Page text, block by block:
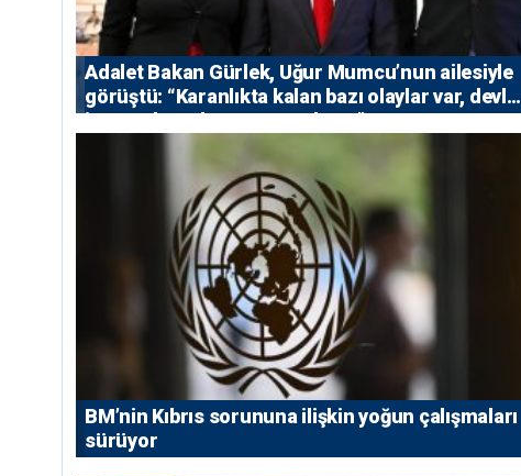
Adalet Bakan Gürlek, Uğur Mumcu’nun ailesiyle
görüştü: “Karanlıkta kalan bazı olaylar var, devlet
isterse her olayı ortaya çıkarır”
BM’nin Kıbrıs sorununa ilişkin yoğun çalışmaları
sürüyor